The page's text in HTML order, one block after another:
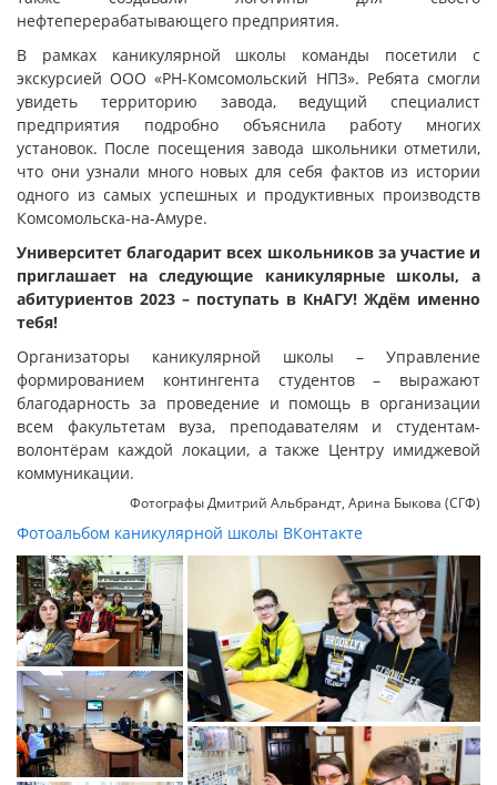
нефтеперерабатывающего предприятия.
В рамках каникулярной школы команды посетили с
экскурсией ООО «РН-Комсомольский НПЗ». Ребята смогли
увидеть территорию завода, ведущий специалист
предприятия подробно объяснила работу многих
установок. После посещения завода школьники отметили,
что они узнали много новых для себя фактов из истории
одного из самых успешных и продуктивных производств
Комсомольска-на-Амуре.
Университет благодарит всех школьников за участие и
приглашает на следующие каникулярные школы, а
абитуриентов 2023 – поступать в КнАГУ! Ждём именно
тебя!
Организаторы каникулярной школы – Управление
формированием контингента студентов – выражают
благодарность за проведение и помощь в организации
всем факультетам вуза, преподавателям и студентам-
волонтёрам каждой локации, а также Центру имиджевой
коммуникации.
Фотографы Дмитрий Альбрандт, Арина Быкова (СГФ)
Фотоальбом каникулярной школы ВКонтакте